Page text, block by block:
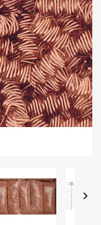
